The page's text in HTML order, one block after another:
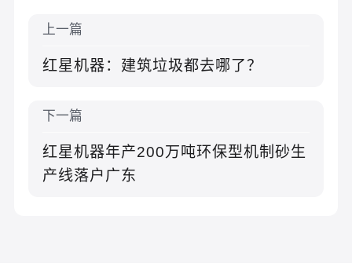
上一篇
红星机器：建筑垃圾都去哪了？
下一篇
红星机器年产200万吨环保型机制砂生
产线落户广东